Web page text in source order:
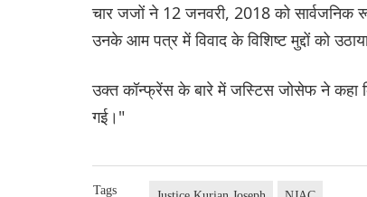
चार जजों ने 12 जनवरी, 2018 को
उनके आम पत्र में विवाद के विशिष्ट मुद्दों को
उक्त कॉन्फ्रेंस के बारे में जस्टिस जोसेफ ने कहा
गई।"
Tags